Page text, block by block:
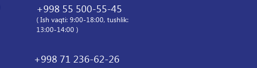
+998 55 500-55-45
( Ish vaqti: 9:00-18:00, tushlik:
13:00-14:00 )
+998 71 236-62-26